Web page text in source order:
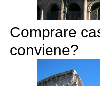
Comprare
conviene?